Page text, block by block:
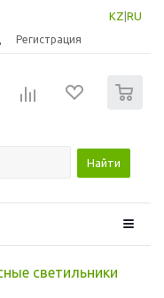
KZ RU
Регистрация
Найти
светильники